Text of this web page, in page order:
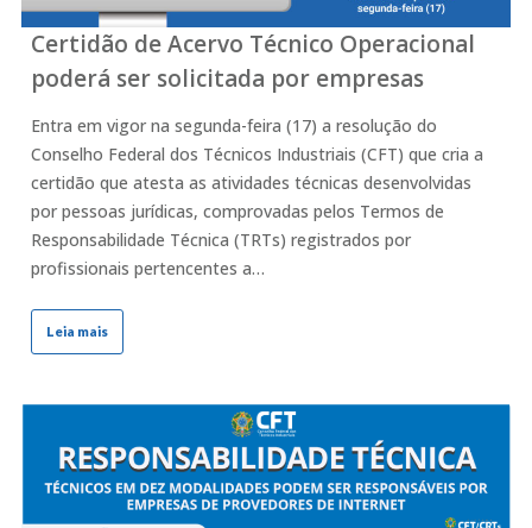
Certidão de Acervo Técnico Operacional
poderá ser solicitada por empresas
Entra em vigor na segunda-feira (17) a resolução do
Conselho Federal dos Técnicos Industriais (CFT) que cria a
certidão que atesta as atividades técnicas desenvolvidas
por pessoas jurídicas, comprovadas pelos Termos de
Responsabilidade Técnica (TRTs) registrados por
profissionais pertencentes a…
Leia mais